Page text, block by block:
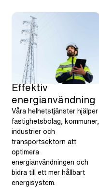
Effektiv
energianvändning
Våra helhetstjänster hjälper
fastighetsbolag, kommuner,
industrier och
transportsektorn att
optimera
energianvändningen och
bidra till ett mer hållbart
energisystem.